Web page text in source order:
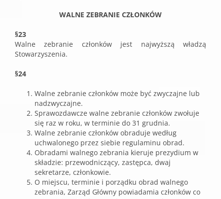
WALNE ZEBRANIE CZŁONKÓW
§23
Walne zebranie członków jest najwyższą władzą
Stowarzyszenia.
§24
Walne zebranie członków może być zwyczajne lub
nadzwyczajne.
Sprawozdawcze walne zebranie członków zwołuje
się raz w roku, w terminie do 31 grudnia.
Walne zebranie członków obraduje według
uchwalonego przez siebie regulaminu obrad.
Obradami walnego zebrania kieruje prezydium w
składzie: przewodniczący, zastępca, dwaj
sekretarze, członkowie.
O miejscu, terminie i porządku obrad walnego
zebrania, Zarząd Główny powiadamia członków co